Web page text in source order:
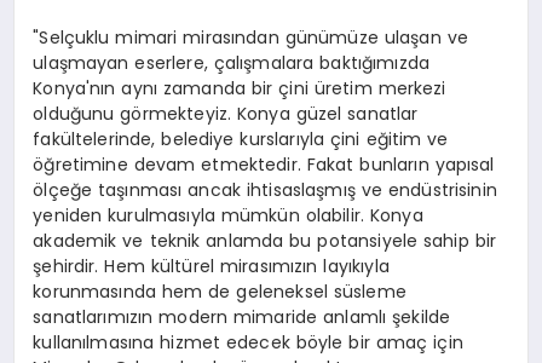
"Selçuklu mimari mirasından günümüze ulaşan ve
ulaşmayan eserlere, çalışmalara baktığımızda
Konya'nın aynı zamanda bir çini üretim merkezi
olduğunu görmekteyiz. Konya güzel sanatlar
fakültelerinde, belediye kurslarıyla çini eğitim ve
öğretimine devam etmektedir. Fakat bunların yapısal
ölçeğe taşınması ancak ihtisaslaşmış ve endüstrisinin
yeniden kurulmasıyla mümkün olabilir. Konya
akademik ve teknik anlamda bu potansiyele sahip bir
şehirdir. Hem kültürel mirasımızın layıkıyla
korunmasında hem de geleneksel süsleme
sanatlarımızın modern mimaride anlamlı şekilde
kullanılmasına hizmet edecek böyle bir amaç için